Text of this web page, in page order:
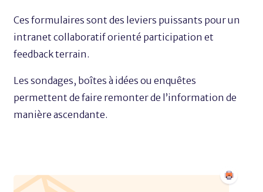
Ces formulaires sont des leviers puissants pour un
intranet collaboratif orienté participation et
feedback terrain.
Les sondages, boîtes à idées ou enquêtes
permettent de faire remonter de l’information de
manière ascendante.